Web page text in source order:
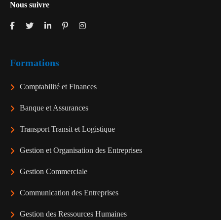
Nous suivre
Formations
Comptabilité et Finances
Banque et Assurances
Transport Transit et Logistique
Gestion et Organisation des Entreprises
Gestion Commerciale
Communication des Entreprises
Gestion des Ressources Humaines